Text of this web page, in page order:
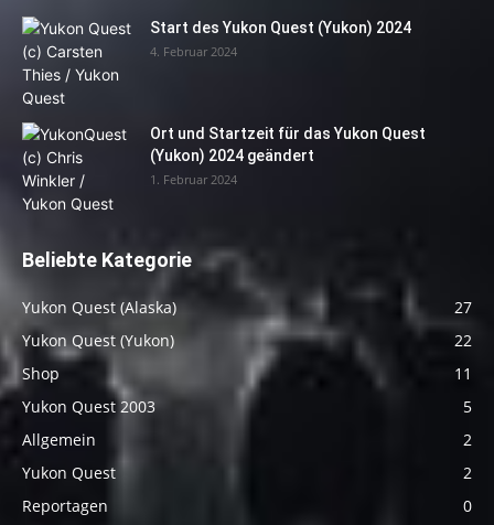
Start des Yukon Quest (Yukon) 2024
4. Februar 2024
Ort und Startzeit für das Yukon Quest
(Yukon) 2024 geändert
1. Februar 2024
Beliebte Kategorie
Yukon Quest (Alaska)
27
Yukon Quest (Yukon)
22
Shop
11
Yukon Quest 2003
5
Allgemein
2
Yukon Quest
2
Reportagen
0